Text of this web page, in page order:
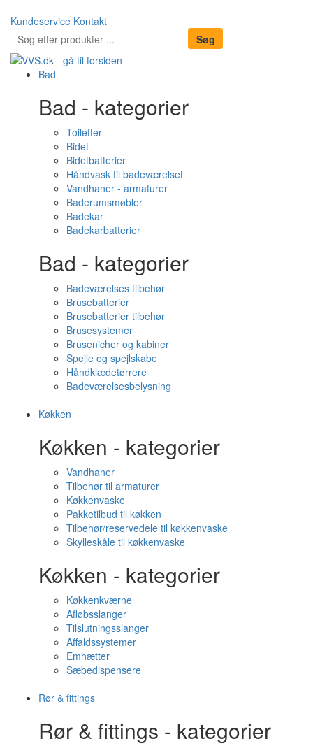
Kundeservice Kontakt
Bad
Bad - kategorier
Toiletter
Bidet
Bidetbatterier
Håndvask til badeværelset
Vandhaner - armaturer
Baderumsmøbler
Badekar
Badekarbatterier
Bad - kategorier
Badeværelses tilbehør
Brusebatterier
Brusebatterier tilbehør
Brusesystemer
Brusenicher og kabiner
Spejle og spejlskabe
Håndklædetørrere
Badeværelsesbelysning
Køkken
Køkken - kategorier
Vandhaner
Tilbehør til armaturer
Køkkenvaske
Pakketilbud til køkken
Tilbehør/reservedele til køkkenvaske
Skylleskåle til køkkenvaske
Køkken - kategorier
Køkkenkværne
Afløbsslanger
Tilslutningsslanger
Affaldssystemer
Emhætter
Sæbedispensere
Rør & fittings
Rør & fittings - kategorier